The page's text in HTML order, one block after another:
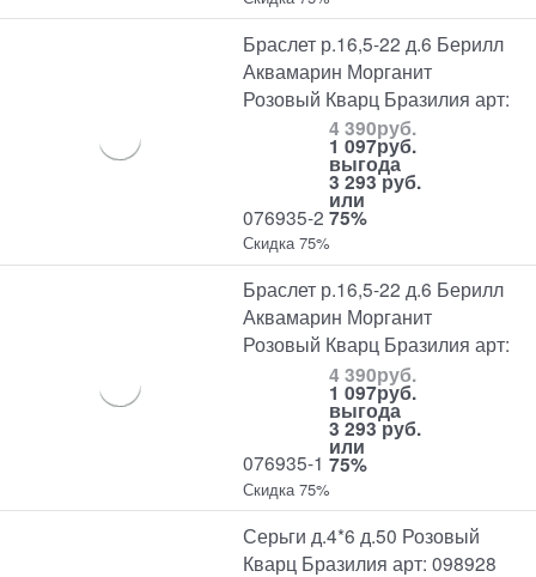
Браслет р.16,5-22 д.6 Берилл
Аквамарин Морганит
Розовый Кварц Бразилия арт:
076935-2
4 390руб.
1 097руб.
выгода
3 293 руб.
или
75%
Скидка 75%
Браслет р.16,5-22 д.6 Берилл
Аквамарин Морганит
Розовый Кварц Бразилия арт:
076935-1
4 390руб.
1 097руб.
выгода
3 293 руб.
или
75%
Скидка 75%
Серьги д.4*6 д.50 Розовый
Кварц Бразилия арт: 098928